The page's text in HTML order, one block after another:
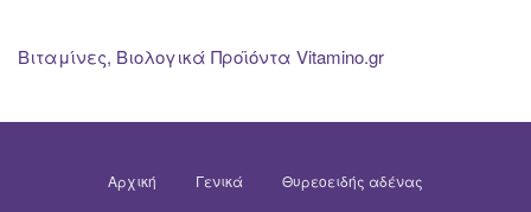
Βιταμίνες, Βιολογικά Προϊόντα Vitamino.gr
Αρχική Γενικά Θυρεοειδής αδένας